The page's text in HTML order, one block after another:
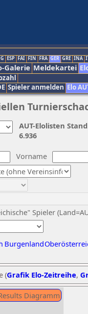
ESP FAI FIN FRA GER GRE INA
Galerie Meldekartei
Spieler anmelden Elo
Vorname
Spieler
Burgenland
AUT-Elolisten
6.936
(Grafik Elo-Zeitreihe,